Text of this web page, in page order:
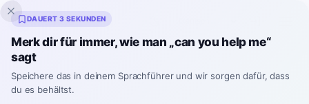
Inklingo
Spanisch›Wie sagt man›Kannst du mir helfen?
DAUERT 3 SEKUNDEN
Merk dir für immer, wie man „can you help me“
sagt
Speichere das in deinem Sprachführer und wir sorgen dafür, dass
du es behältst.